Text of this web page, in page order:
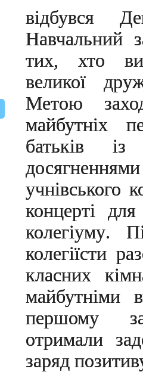
відбувся
Навчальний
тих, хто
великої
Метою
майбутніх
батьків із
учнівського
концерті
колегіуму.
колегіїсти
класних
майбутніми
першому
отримали
заряд